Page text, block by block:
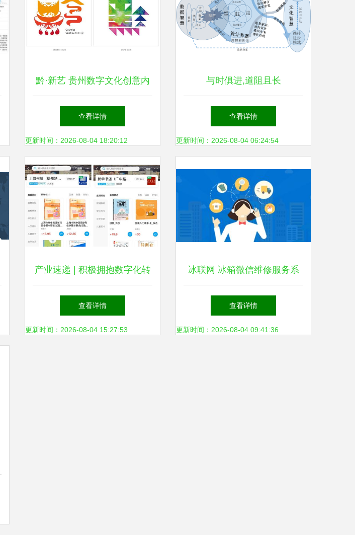
黔·新艺 贵州数字文化创意内
容的应用服务探索
查看详情
更新时间：2026-08-04 18:20:12
与时俱进,道阻且长
查看详情
更新时间：2026-08-04 06:24:54
产业速递 | 积极拥抱数字化转
型，文化产业解码线上新风潮
查看详情
更新时间：2026-08-04 15:27:53
冰联网 冰箱微信维修服务系
统的数字文化创意设计与技术
实现
查看详情
更新时间：2026-08-04 09:41:36